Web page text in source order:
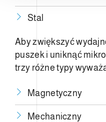
Stal
Aby zwiększyć
puszek i uniknąć
trzy różne typy
Magnetyczny
Mechaniczny